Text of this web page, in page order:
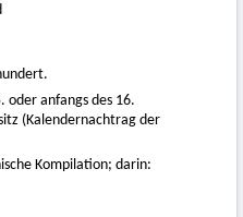
oder anfangs des 16.
(Kalendernachtrag der
Kompilation; darin: